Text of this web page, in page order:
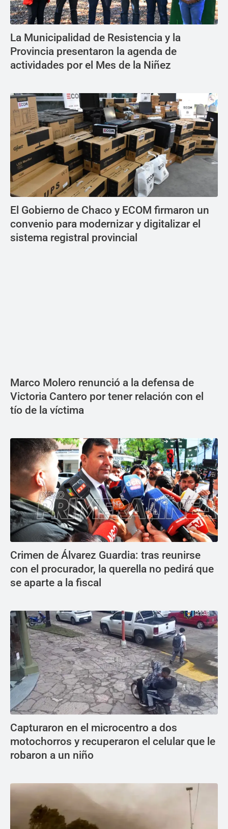
La Municipalidad de Resistencia y la
Provincia presentaron la agenda de
actividades por el Mes de la Niñez
El Gobierno de Chaco y ECOM firmaron un
convenio para modernizar y digitalizar el
sistema registral provincial
Marco Molero renunció a la defensa de
Victoria Cantero por tener relación con el
tío de la víctima
Crimen de Álvarez Guardia: tras reunirse
con el procurador, la querella no pedirá que
se aparte a la fiscal
Capturaron en el microcentro a dos
motochorros y recuperaron el celular que le
robaron a un niño